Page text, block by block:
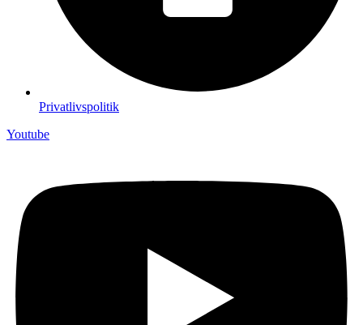
Privatlivspolitik
Youtube